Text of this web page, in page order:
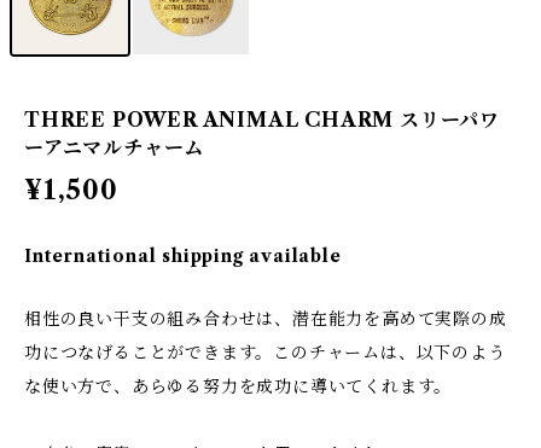
THREE POWER ANIMAL CHARM スリーパワ
ーアニマルチャーム
¥1,500
International shipping available
相性の良い干支の組み合わせは、潜在能力を高めて実際の成
功につなげることができます。このチャームは、以下のよう
な使い方で、あらゆる努力を成功に導いてくれます。